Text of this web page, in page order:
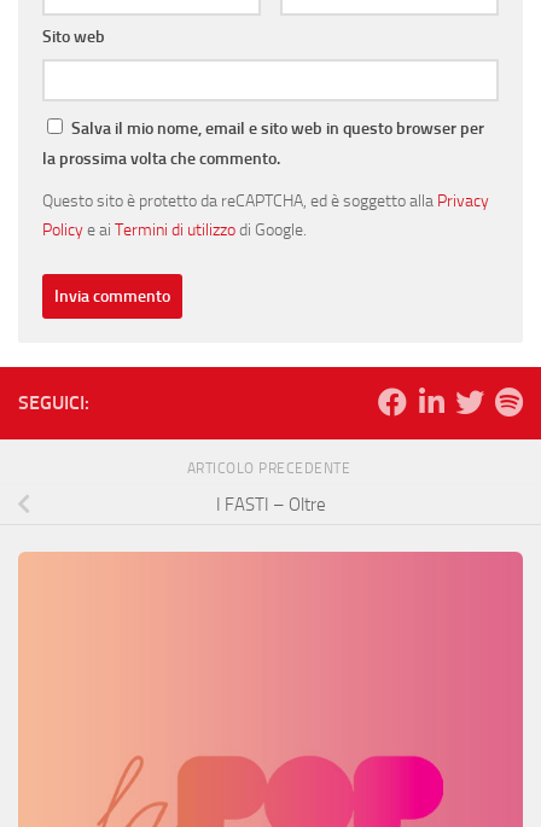
Sito web
Salva il mio nome, email e sito web in questo browser per
la prossima volta che commento.
Questo sito è protetto da reCAPTCHA, ed è soggetto alla Privacy
Policye ai Termini di utilizzodi Google.
SEGUICI:
ARTICOLO PRECEDENTE
I FASTI – Oltre